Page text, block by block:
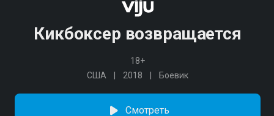
Кикбоксер возвращается
18+
США
2018 Боевик
Смотреть